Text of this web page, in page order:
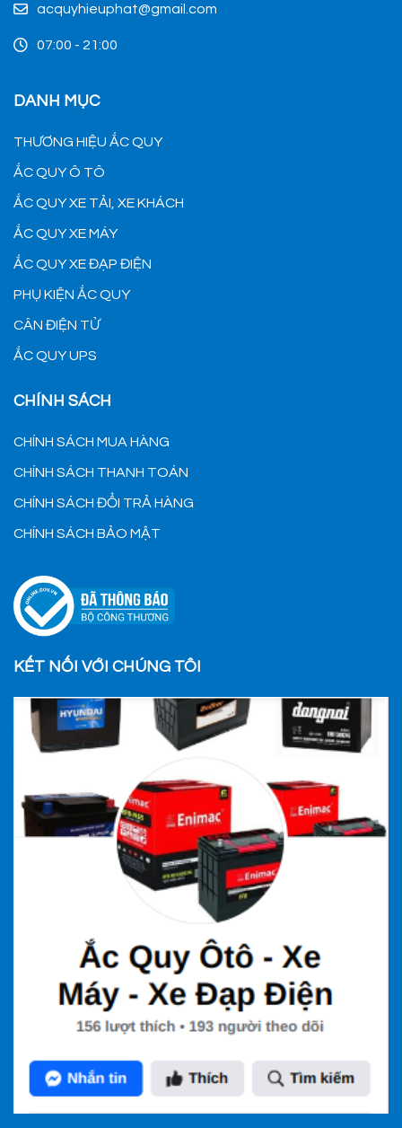
acquyhieuphat@gmail.com
07:00 - 21:00
DANH MỤC
THƯƠNG HIỆU ẮC QUY
ẮC QUY Ô TÔ
ẮC QUY XE TẢI, XE KHÁCH
ẮC QUY XE MÁY
ẮC QUY XE ĐẠP ĐIỆN
PHỤ KIỆN ẮC QUY
CÂN ĐIỆN TỬ
ẮC QUY UPS
CHÍNH SÁCH
CHÍNH SÁCH MUA HÀNG
CHÍNH SÁCH THANH TOÁN
CHÍNH SÁCH ĐỔI TRẢ HÀNG
CHÍNH SÁCH BẢO MẬT
KẾT NỐI VỚI CHÚNG TÔI